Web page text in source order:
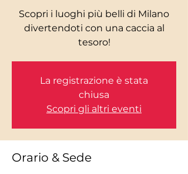
Scopri i luoghi più belli di Milano
divertendoti con una caccia al
tesoro!
La registrazione è stata
chiusa
Scopri gli altri eventi
Orario & Sede